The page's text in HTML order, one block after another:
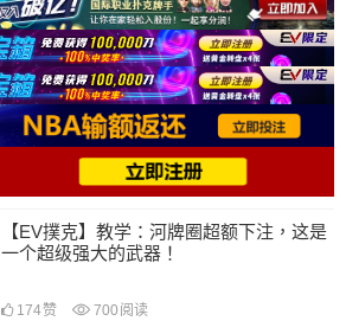
【EV撲克】教学：河牌圈超额下注，这是
一个超级强大的武器！
174赞 700 阅读